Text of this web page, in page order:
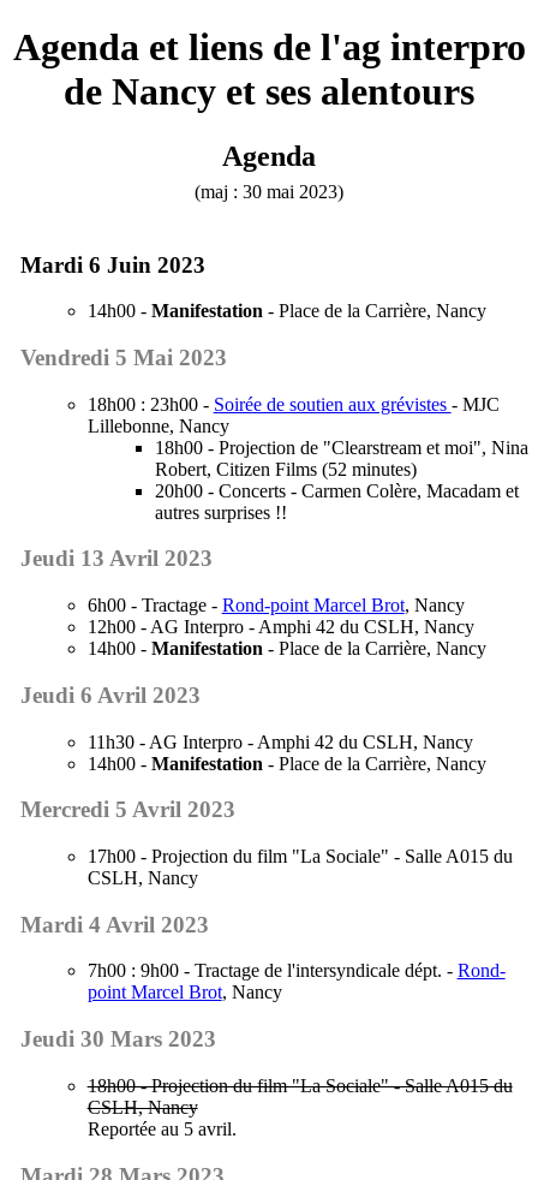
Agenda et liens de l'ag interpro
de Nancy et ses alentours
Agenda
(maj : 30 mai 2023)
Mardi 6 Juin 2023
14h00 - Manifestation - Place de la Carrière, Nancy
Vendredi 5 Mai 2023
18h00 : 23h00 - Soirée de soutien aux grévistes - MJC
Lillebonne, Nancy
18h00 - Projection de "Clearstream et moi", Nina
Robert, Citizen Films (52 minutes)
20h00 - Concerts - Carmen Colère, Macadam et
autres surprises !!
Jeudi 13 Avril 2023
6h00 - Tractage - Rond-point Marcel Brot, Nancy
12h00 - AG Interpro - Amphi 42 du CSLH, Nancy
14h00 - Manifestation - Place de la Carrière, Nancy
Jeudi 6 Avril 2023
11h30 - AG Interpro - Amphi 42 du CSLH, Nancy
14h00 - Manifestation - Place de la Carrière, Nancy
Mercredi 5 Avril 2023
17h00 - Projection du film "La Sociale" - Salle A015 du
CSLH, Nancy
Mardi 4 Avril 2023
7h00 : 9h00 - Tractage de l'intersyndicale dépt. - Rond-
point Marcel Brot, Nancy
Jeudi 30 Mars 2023
18h00 - Projection du film "La Sociale" - Salle A015 du
CSLH, Nancy
Reportée au 5 avril.